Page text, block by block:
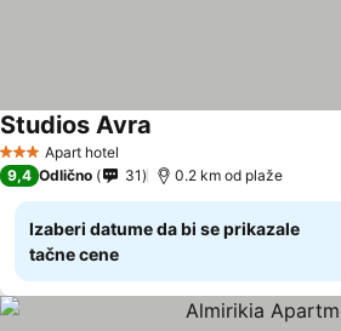
3 ZvezdiceApart hotel
Studios Avra
9,4 Odlično 31 0.2 km od plaže
Izaberi datume da bi se prikazale
tačne cene